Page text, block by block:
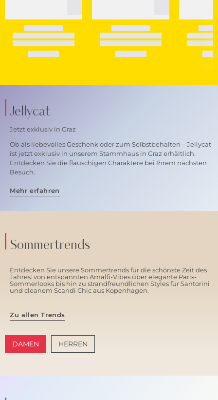
Jellycat
Jetzt exklusiv in Graz
Ob als liebevolles Geschenk oder zum Selbstbehalten – Jellycat
ist jetzt exklusiv in unserem Stammhaus in Graz erhältlich.
Entdecken Sie die flauschigen Charaktere bei Ihrem nächsten
Besuch.
Mehr erfahren
Sommertrends
Entdecken Sie unsere Sommertrends für die schönste Zeit des
Jahres: von entspannten Amalfi-Vibes über elegante Paris-
Sommerlooks bis hin zu strandfreundlichen Styles für Santorini
und cleanem Scandi Chic aus Kopenhagen.
Zu allen Trends
DAMEN HERREN